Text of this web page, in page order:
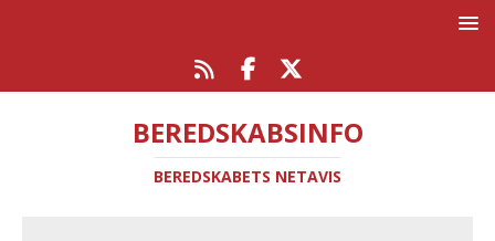
BEREDSKABSINFO
BEREDSKABETS NETAVIS